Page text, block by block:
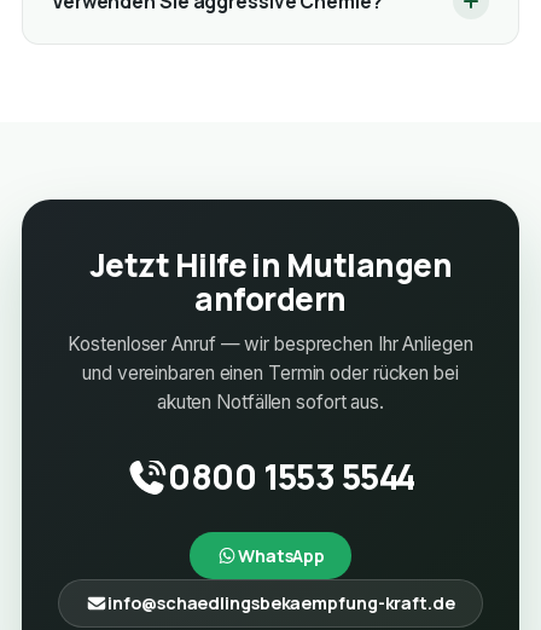
Jetzt Hilfe in Mutlangen
anfordern
Kostenloser Anruf — wir besprechen Ihr Anliegen
und vereinbaren einen Termin oder rücken bei
akuten Notfällen sofort aus.
0800 1553 5544
WhatsApp
info@schaedlingsbekaempfung-kraft.de